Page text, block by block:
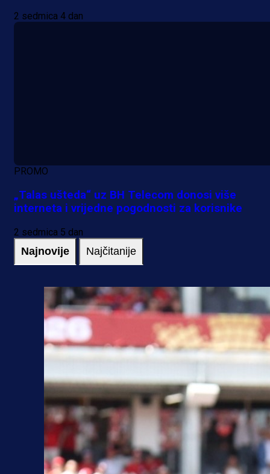
2 sedmica 4 dan
PROMO
„Talas ušteda“ uz BH Telecom donosi više
interneta i vrijedne pogodnosti za korisnike
2 sedmica 5 dan
Najnovije Najčitanije